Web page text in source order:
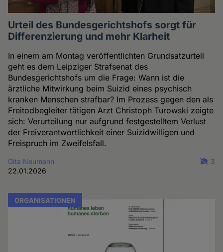
Urteil des Bundesgerichtshofs sorgt für
Differenzierung und mehr Klarheit
In einem am Montag veröffentlichten Grundsatzurteil
geht es dem Leipziger Strafsenat des
Bundesgerichtshofs um die Frage: Wann ist die
ärztliche Mitwirkung beim Suizid eines psychisch
kranken Menschen strafbar? Im Prozess gegen den als
Freitodbegleiter tätigen Arzt Christoph Turowski zeigte
sich: Verurteilung nur aufgrund festgestelltem Verlust
der Freiverantwortlichkeit einer Suizidwilligen und
Freispruch im Zweifelsfall.
Gita Neumann
22.01.2026
3
ORGANISATIONEN